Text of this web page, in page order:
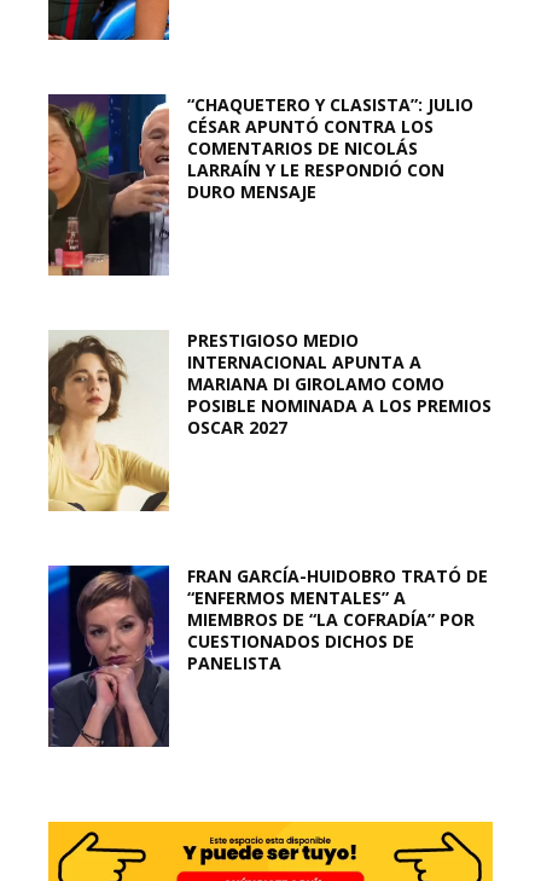
“CHAQUETERO Y CLASISTA”: JULIO
CÉSAR APUNTÓ CONTRA LOS
COMENTARIOS DE NICOLÁS
LARRAÍN Y LE RESPONDIÓ CON
DURO MENSAJE
PRESTIGIOSO MEDIO
INTERNACIONAL APUNTA A
MARIANA DI GIROLAMO COMO
POSIBLE NOMINADA A LOS PREMIOS
OSCAR 2027
FRAN GARCÍA-HUIDOBRO TRATÓ DE
“ENFERMOS MENTALES” A
MIEMBROS DE “LA COFRADÍA” POR
CUESTIONADOS DICHOS DE
PANELISTA